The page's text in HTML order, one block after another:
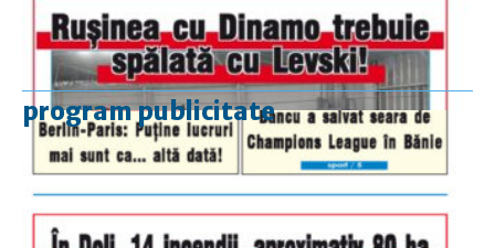
program publicitate
luni-vineri
9.00 - 17.00
duminică
9.00 - 12.00